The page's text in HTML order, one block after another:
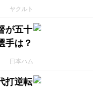
ヤクルト
が五十
手は？
日本ハム
打逆転